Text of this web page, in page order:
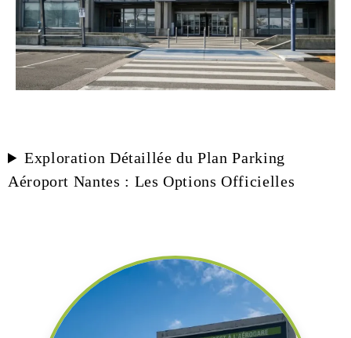
Exploration Détaillée du Plan Parking
Aéroport Nantes : Les Options Officielles